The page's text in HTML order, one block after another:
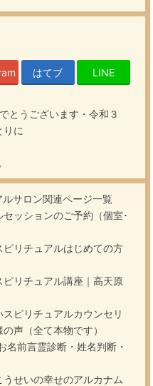
はてブ LINE
とうございます・令和３
りに
サロン関連ページ一覧
ッションのご予約（個室･
リチュアルはじめての方
リチュアル講座｜高天原
ピリチュアルカウンセリ
声（全て本物です）
名前言霊診断・姓名判断・
せいの幸せのアルカナム